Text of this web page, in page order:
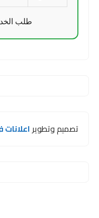
طلب
تصميم وتطويراعلانات